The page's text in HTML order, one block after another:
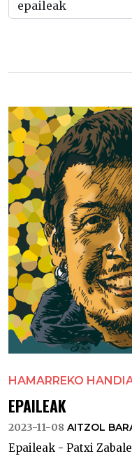
HAMARREKO
EPAILEAK
2023-11-08 AITZOL
Epaileak - Patxi